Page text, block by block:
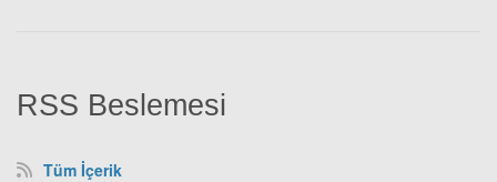
RSS Beslemesi
Tüm İçerik